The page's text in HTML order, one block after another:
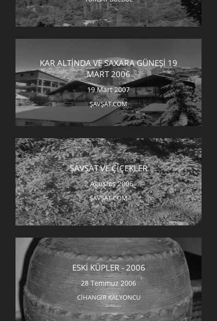
KAR ALTINDA VE SAXARA GÜNEŞI 19
MART 2006
19 Mart 2007
ŞAVŞAT.COM
ŞAVŞAT VE ÇIÇEKLER
2 Ağustos 2006
ŞAVŞAT.COM
ESKI KÜPLER - 2006
28 Temmuz 2006
CIHANGIR KALYONCU